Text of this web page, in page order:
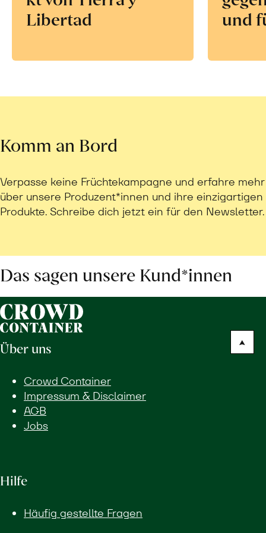
Libertad
und
Komm an Bord
Verpasse keine Früchtekampagne und erfahre mehr
über unsere Produzent*innen und ihre einzigartigen
Produkte. Schreibe dich jetzt ein für den Newsletter.
Das sagen unsere Kund*innen
Über uns
Crowd Container
Impressum & Disclaimer
AGB
Jobs
Hilfe
Häufig gestellte Fragen